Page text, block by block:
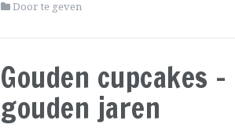
Door te geven
Gouden cupcakes
gouden jaren